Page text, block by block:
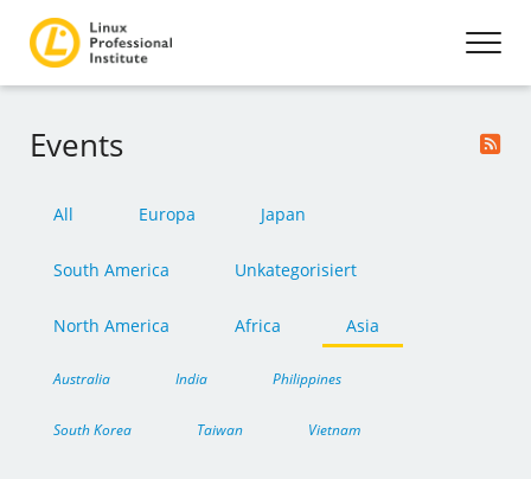
Events
All Europa Japan
South America Unkategorisiert
North America Africa Asia
Australia India Philippines
South Korea Taiwan Vietnam